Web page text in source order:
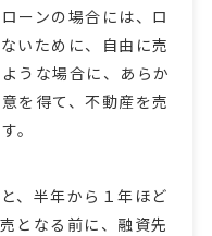
ーンの場合には、ロ
いために、自由に売
うな場合に、あらか
を得て、不動産を売
。
、半年から１年ほど
となる前に、融資先